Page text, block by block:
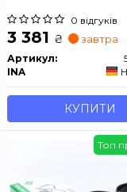
0 відгуків
3 381 ₴ завтра
Артикул:
INA
КУПИТИ
Топ